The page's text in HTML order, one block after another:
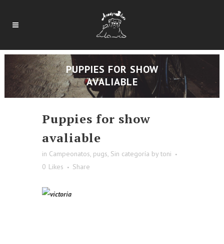
PUPPIES FOR SHOW
AVALIABLE
Puppies for show
avaliable
in Campeonatos, pugs, Sin categoría by toni
0 Likes Share